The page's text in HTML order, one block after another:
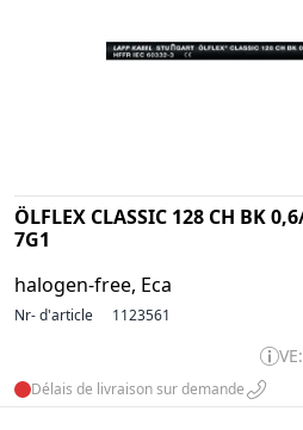
ÖLFLEX CLASSIC 128 CH BK
7G1
halogen-free, Eca
Nr- d'article 1123561
Délais de livraison sur demande